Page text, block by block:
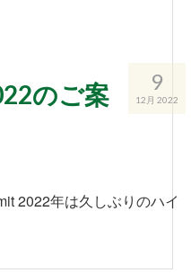
9
12月 2022
のご案
2022年は久しぶりのハイ